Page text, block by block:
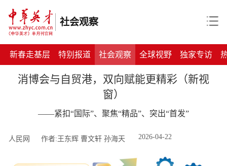
社会观察
新春走基层 特别报道 社会观察 全球视野 独家专访
消博会与自贸港，双向赋能更精彩（新视
窗）
——紧扣“国际”、聚焦“精品”、突出“首发”
人民网 作者:王东辉 曹文轩 孙海天 ​ 2026-04-22